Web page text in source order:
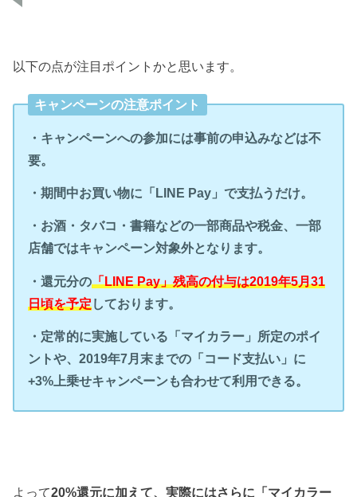
以下の点が注目ポイントかと思います。
キャンペーンの注意ポイント
・キャンペーンへの参加には事前の申込みなどは不
要。
・期間中お買い物に「LINE Pay」で支払うだけ。
・お酒・タバコ・書籍などの一部商品や税金、一部
店舗ではキャンペーン対象外となります。
・還元分の「LINE Pay」残高の付与は2019年5月31
日頃を予定しております。
・定常的に実施している「マイカラー」所定のポイ
ントや、2019年7月末までの「コード支払い」に
+3%上乗せキャンペーンも合わせて利用できる。
よって20%還元に加えて、実際にはさらに「マイカラー